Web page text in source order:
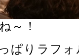
～！
ぱりラフ